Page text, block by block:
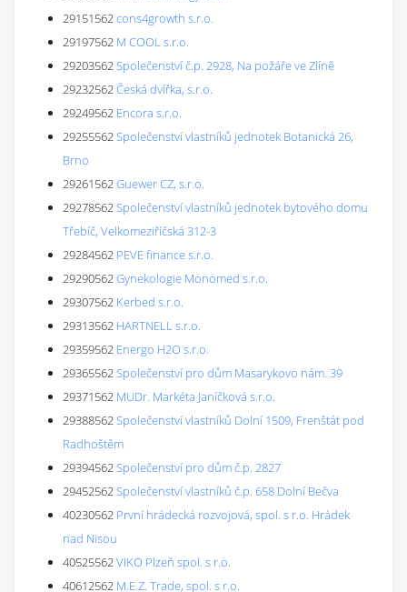
29151562cons4growth s.r.o.
29197562 M COOL s.r.o.
29203562Společenství č.p. 2928, Na požáře ve Zlíně
29232562Česká dvířka, s.r.o.
29249562 Encora s.r.o.
29255562Společenství vlastníků jednotek Botanická 26,
Brno
29261562Guewer CZ, s.r.o.
29278562Společenství vlastníků jednotek bytového domu
Třebíč, Velkomeziříčská 312-3
29284562 PEVE finance s.r.o.
29290562Gynekologie Monomed s.r.o.
29307562 Kerbed s.r.o.
29313562 HARTNELL s.r.o.
29359562 Energo H2O s.r.o.
29365562Společenství pro dům Masarykovo nám. 39
29371562 MUDr. Markéta Janíčková s.r.o.
29388562Společenství vlastníků Dolní 1509, Frenštát pod
Radhoštěm
29394562Společenství pro dům č.p. 2827
29452562Společenství vlastníků č.p. 658 Dolní Bečva
40230562 První hrádecká rozvojová, spol. s r.o. Hrádek
nad Nisou
40525562VIKO Plzeň spol. s r.o.
40612562 M.E.Z. Trade, spol. s r.o.